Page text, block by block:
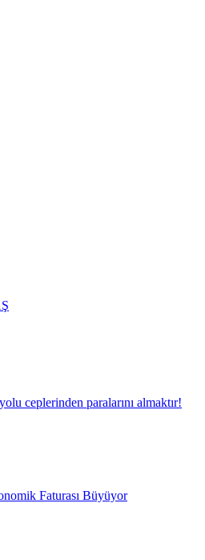
ceplerinden paralarını almaktır!
Faturası Büyüyor